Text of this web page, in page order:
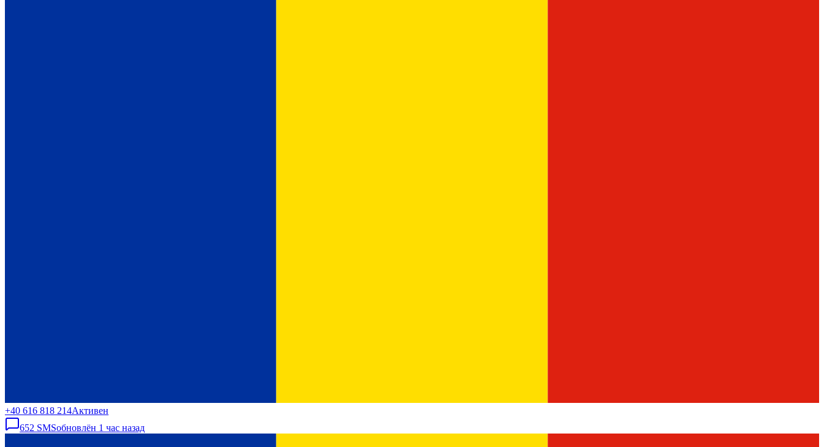
+40 616 818 214Активен
652 SMSобновлён 1 час назад